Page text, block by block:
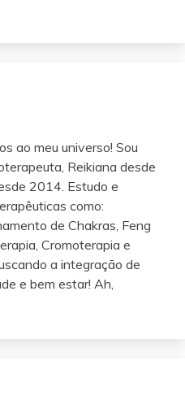
ao meu universo! Sou
Reikiana desde
2014. Estudo e
como:
de Chakras, Feng
Cromoterapia e
a integração de
e bem estar! Ah,